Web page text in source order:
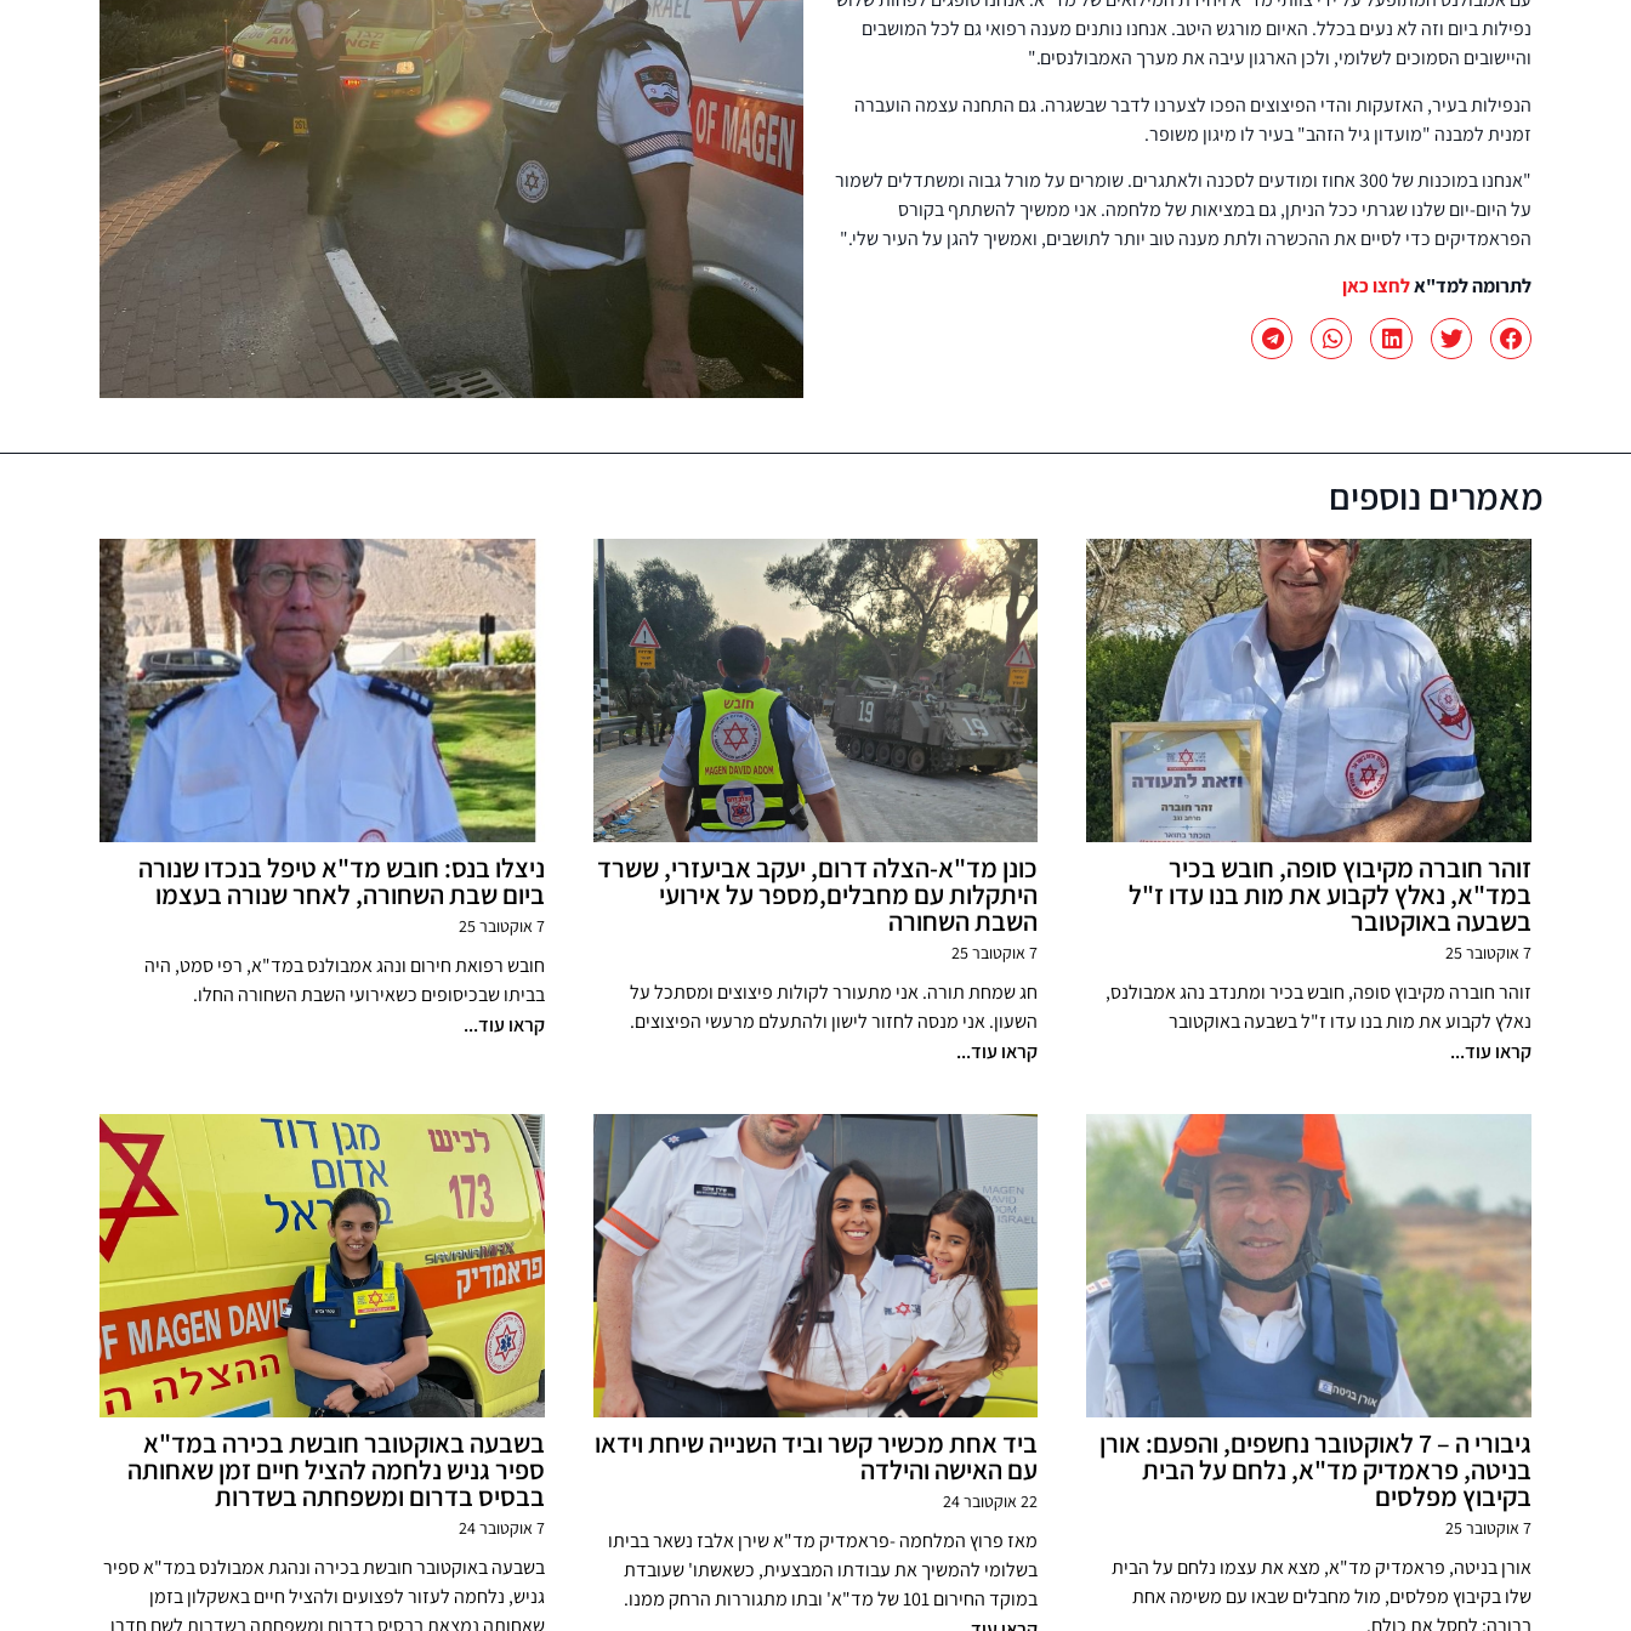
נפילות ביום וזה לא נעים בכלל. האיום מורגש היטב. אנחנו נותנים מענה רפואי גם לכל המושבים
והיישובים הסמוכים לשלומי, ולכן הארגון עיבה את מערך האמבולנסים."
הנפילות בעיר, האזעקות והדי הפיצוצים הפכו לצערנו לדבר שבשגרה. גם התחנה עצמה הועברה
זמנית למבנה "מועדון גיל הזהב" בעיר לו מיגון משופר.
"אנחנו במוכנות של 300 אחוז ומודעים לסכנה ולאתגרים. שומרים על מורל גבוה ומשתדלים לשמור
על היום-יום שלנו שגרתי ככל הניתן, גם במציאות של מלחמה. אני ממשיך להשתתף בקורס
הפראמדיקים כדי לסיים את ההכשרה ולתת מענה טוב יותר לתושבים, ואמשיך להגן על העיר שלי."
לתרומה למד"אלחצו כאן
מאמרים נוספים
זוהר חוברה מקיבוץ סופה, חובש בכיר
במד"א, נאלץ לקבוע את מות בנו עדו ז"ל
בשבעה באוקטובר
7 אוקטובר 25
זוהר חוברה מקיבוץ סופה, חובש בכיר ומתנדב נהג אמבולנס,
נאלץ לקבוע את מות בנו עדו ז"ל בשבעה באוקטובר
קראו עוד...
כונן מד"א-הצלה דרום, יעקב אביעזרי, ששרד
היתקלות עם מחבלים,מספר על אירועי
השבת השחורה
7 אוקטובר 25
חג שמחת תורה. אני מתעורר לקולות פיצוצים ומסתכל על
השעון. אני מנסה לחזור לישון ולהתעלם מרעשי הפיצוצים.
קראו עוד...
ניצלו בנס: חובש מד"א טיפל בנכדו שנורה
ביום שבת השחורה, לאחר שנורה בעצמו
7 אוקטובר 25
חובש רפואת חירום ונהג אמבולנס במד"א, רפי סמט, היה
בביתו שבכיסופים כשאירועי השבת השחורה החלו.
קראו עוד...
גיבורי ה – 7 לאוקטובר נחשפים, והפעם: אורן
בניטה, פראמדיק מד"א, נלחם על הבית
בקיבוץ מפלסים
7 אוקטובר 25
אורן בניטה, פראמדיק מד"א, מצא את עצמו נלחם על הבית
שלו בקיבוץ מפלסים, מול מחבלים שבאו עם משימה אחת
ברורה: לחסל את כולם.
ביד אחת מכשיר קשר וביד השנייה שיחת וידאו
עם האישה והילדה
22 אוקטובר 24
מאז פרוץ המלחמה -פראמדיק מד"א שירן אלבז נשאר בביתו
בשלומי להמשיך את עבודתו המבצעית, כשאשתו' שעובדת
במוקד החירום 101 של מד"א' ובתו מתגוררות הרחק ממנו.
בשבעה באוקטובר חובשת בכירה במד"א
ספיר גניש נלחמה להציל חיים זמן שאחותה
בבסיס בדרום ומשפחתה בשדרות
7 אוקטובר 24
בשבעה באוקטובר חובשת בכירה ונהגת אמבולנס במד"א ספיר
גניש, נלחמה לעזור לפצועים ולהציל חיים באשקלון בזמן
שאחותה נמצאת בבסיס בדרום ומשפחתה בשדרות לשם חדרו